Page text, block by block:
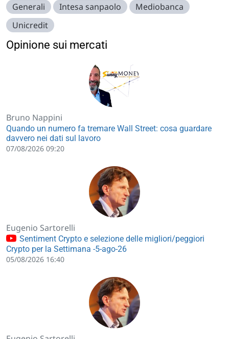
Generali
Intesa sanpaolo
Mediobanca
Unicredit
Opinione sui mercati
Bruno Nappini
Quando un numero fa tremare Wall Street: cosa guardare
davvero nei dati sul lavoro
07/08/2026 09:20
Eugenio Sartorelli
Sentiment Crypto e selezione delle migliori/peggiori
Crypto per la Settimana -5-ago-26
05/08/2026 16:40